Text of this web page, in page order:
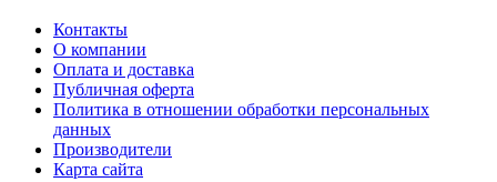
Контакты
О компании
Оплата и доставка
Публичная оферта
Политика в отношении обработки персональных
данных
Производители
Карта сайта